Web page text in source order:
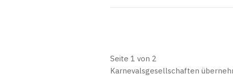
Seite 1 von 2
Karnevalsgesellschaften